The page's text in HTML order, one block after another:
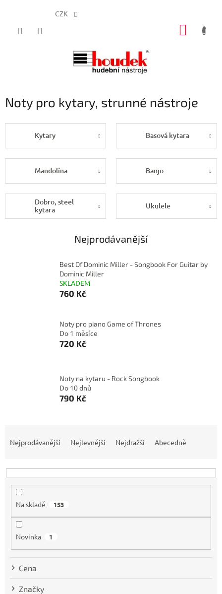
CZK
Noty pro kytary, strunné nástroje
Kytary Basová kytara
Mandolína Banjo
Dobro, steel
kytara
Ukulele
Nejprodávanější
Best Of Dominic Miller - Songbook For Guitar by
Dominic Miller
SKLADEM
760 Kč
Noty pro piano Game of Thrones
Do 1 měsíce
720 Kč
Noty na kytaru - Rock Songbook
Do 10 dnů
790 Kč
n
Nejprodávanější Nejlevnější Nejdražší Abecedně
Na skladě 153
Novinka 1
Cena
Značky